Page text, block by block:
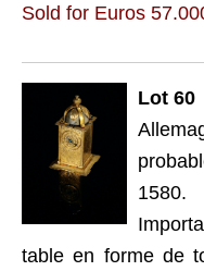
Sold for Euros
Lot 60
1580.
table en forme de